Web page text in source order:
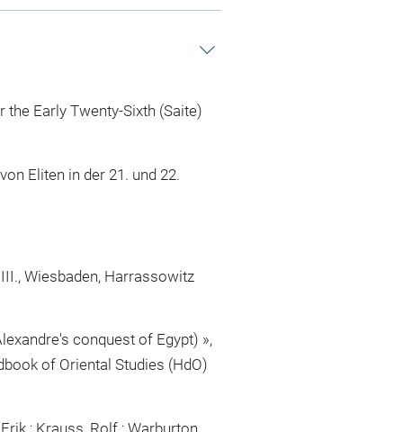
Early Twenty-Sixth (Saite)
Eliten in der 21. und 22.
Wiesbaden, Harrassowitz
conquest of Egypt) »,
of Oriental Studies (HdO)
; Krauss, Rolf ; Warburton,